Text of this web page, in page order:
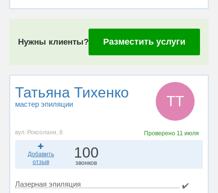
Нужны клиенты? Разместить услуги
Татьяна Тихенко
мастер эпиляции ТТ
вул. Роксолани, 8 Проверено 11 июля
Добавить
отзыв
100
звонков
Лазерная эпиляция
✔️